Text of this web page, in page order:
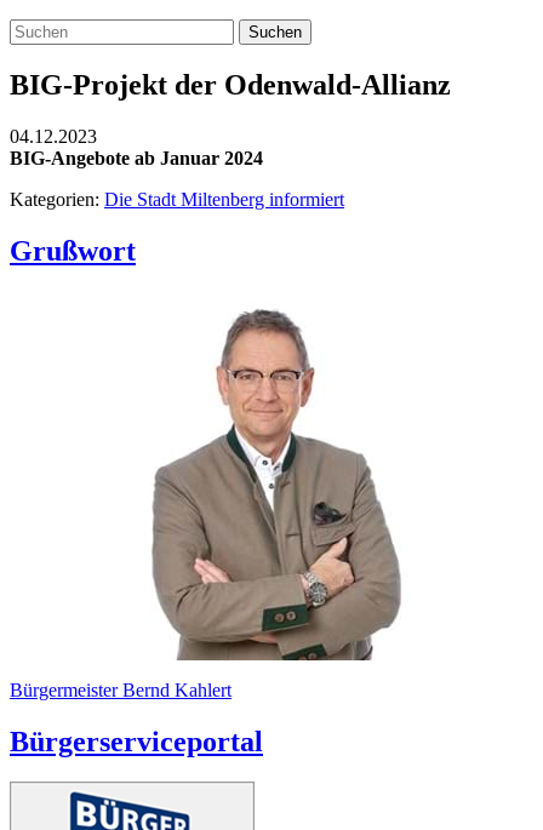
Suchen
BIG-Projekt der Odenwald-Allianz
04.12.2023
BIG-Angebote ab Januar 2024
Kategorien: Die Stadt Miltenberg informiert
Grußwort
Bürgermeister Bernd Kahlert
Bürgerserviceportal